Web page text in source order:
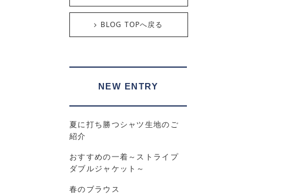
BLOG TOPへ戻る
NEW ENTRY
夏に打ち勝つシャツ生地のご
紹介
おすすめの一着～ストライプ
ダブルジャケット～
春のブラウス